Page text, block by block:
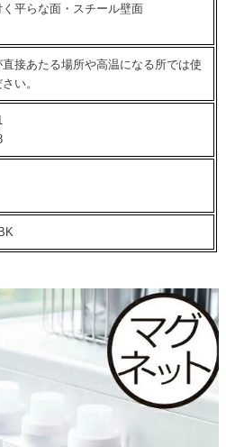
平らな面・スチール壁面
接あたる場所や高温になる所では使
い。